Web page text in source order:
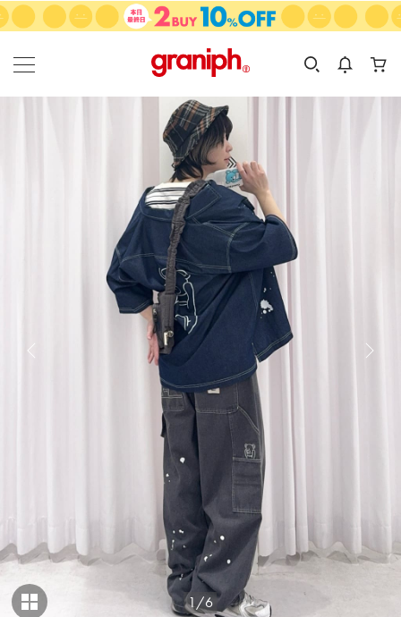
カテゴリーから探す
KIDS
カテゴリ
サイズ
1/6